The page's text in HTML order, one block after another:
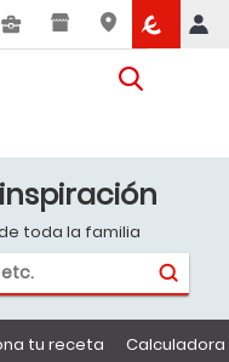
toda la familia
tu receta